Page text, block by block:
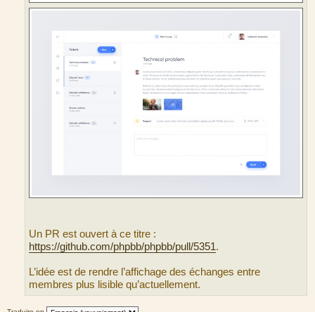
Un PR est ouvert à ce titre :
https://github.com/phpbb/phpbb/pull/5351.
L’idée est de rendre l’affichage des échanges entre
membres plus lisible qu’actuellement.